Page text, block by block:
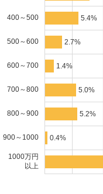
400～500 5.4%
500～600 2.7%
600～700 1.4%
700～800 5.0%
800～900 5.2%
900～1000 0.4%
1000万円
以上